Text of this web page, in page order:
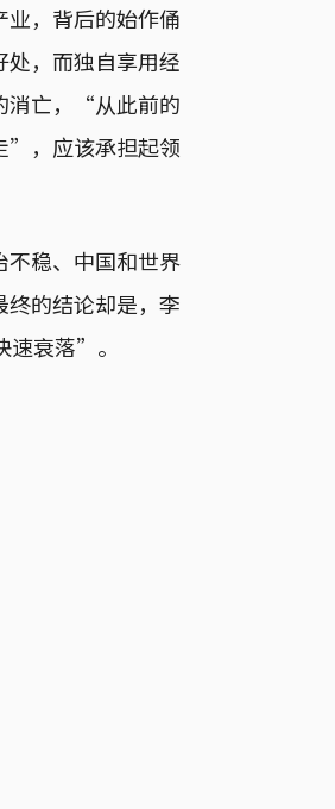
，背后的始作俑
，而独自享用经
亡，“从此前的
”，应该承担起领
稳、中国和世界
的结论却是，李
速衰落”。